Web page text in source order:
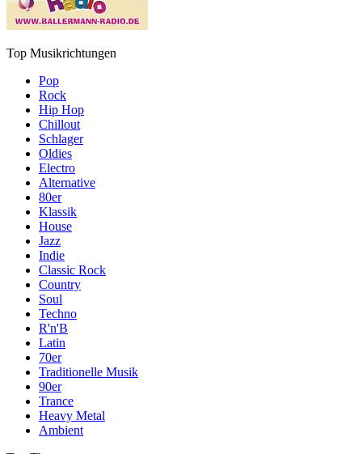
Top Musikrichtungen
Pop
Rock
Hip Hop
Chillout
Schlager
Oldies
Electro
Alternative
80er
Klassik
House
Jazz
Indie
Classic Rock
Country
Soul
Techno
R'n'B
Latin
70er
Traditionelle Musik
90er
Trance
Heavy Metal
Ambient